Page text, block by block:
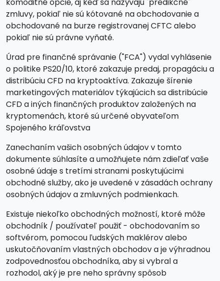
zmluvy, pokiaľ nie sú kótované na obchodovanie a
obchodované na burze registrovanej CFTC alebo
pokiaľ nie sú právne vyňaté.
Úrad pre finančné správanie ("FCA") vydal vyhlásenie
o politike PS20/10, ktoré zakazuje predaj, propagáciu a
distribúciu CFD na kryptoaktíva. Zakazuje šírenie
marketingových materiálov týkajúcich sa distribúcie
CFD a iných finančných produktov založených na
kryptomenách, ktoré sú určené obyvateľom
Spojeného kráľovstva
Zanechaním vašich osobných údajov v tomto
dokumente súhlasíte a umožňujete nám zdieľať vaše
osobné údaje s tretími stranami poskytujúcimi
obchodné služby, ako je uvedené v zásadách ochrany
osobných údajov a zmluvných podmienkach.
Existuje niekoľko obchodných možností, ktoré môže
obchodník / používateľ použiť - obchodovaním so
softvérom, pomocou ľudských maklérov alebo
uskutočňovaním vlastných obchodov a je výhradnou
zodpovednosťou obchodníka, aby si vybral a
rozhodol, aký je pre neho správny spôsob